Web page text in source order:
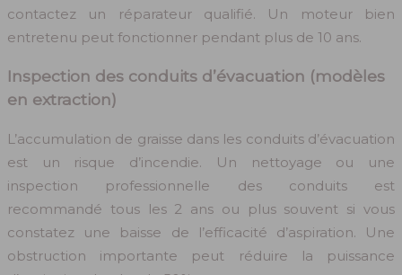
contactez un réparateur qualifié. Un moteur bien
entretenu peut fonctionner pendant plus de 10 ans.
Inspection des conduits d’évacuation (modèles
en extraction)
L’accumulation de graisse dans les conduits d’évacuation
est un risque d’incendie. Un nettoyage ou une
inspection professionnelle des conduits est
recommandé tous les 2 ans ou plus souvent si vous
constatez une baisse de l’efficacité d’aspiration. Une
obstruction importante peut réduire la puissance